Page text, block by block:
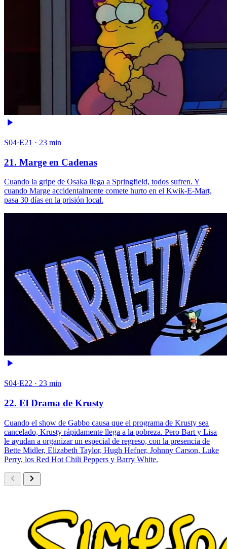
S04·E21 · 23 min
21. Marge en Cadenas
Cuando la gripe de Osaka llega a Springfield, todos sufren. Y
cuando Marge accidentalmente comete hurto en el Kwik-E-Mart,
pasa 30 días en la prisión local.
S04·E22 · 23 min
22. El Drama de Krusty
Cuando el show de Gabbo causa que el programa de Krusty sea
cancelado, Krusty rápidamente llega a la pobreza. Pero Bart y Lisa
le ayudan a organizar un especial de regreso, con la presencia de
Bette Midler, Elizabeth Taylor, Hugh Hefner, Johnny Carson, Luke
Perry, los Red Hot Chili Peppers y Barry White.